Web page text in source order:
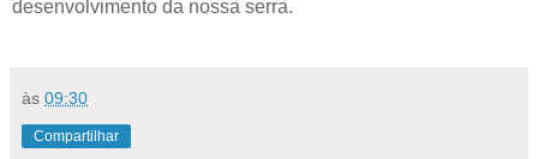
desenvolvimento da nossa serra.
às 09:30
Compartilhar